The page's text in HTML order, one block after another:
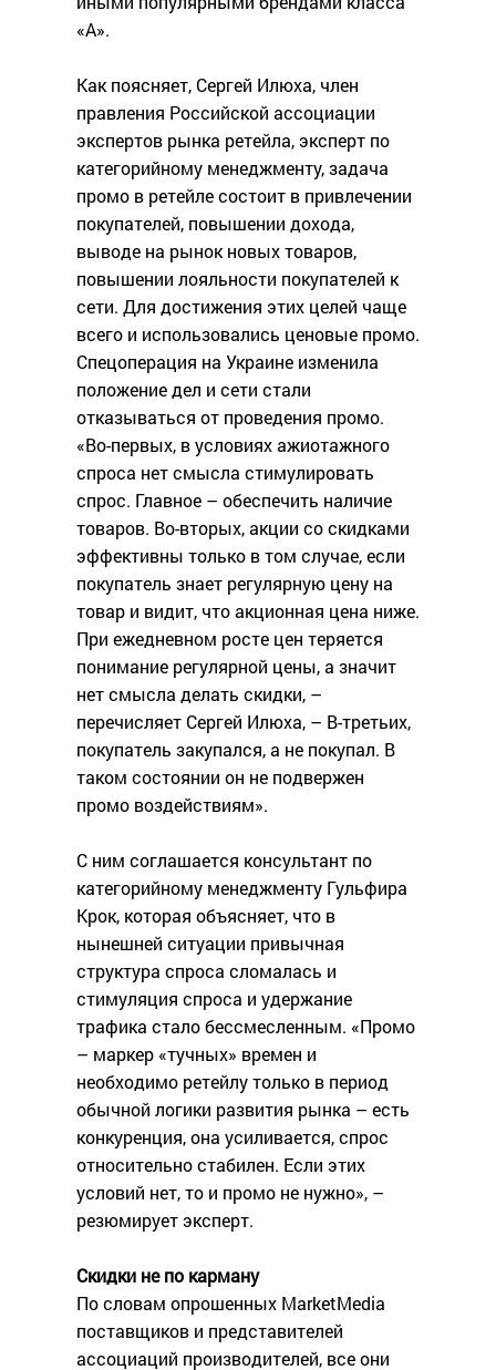
«А».
Как поясняет, Сергей Илюха, член
правления Российской ассоциации
экспертов рынка ретейла, эксперт по
категорийному менеджменту, задача
промо в ретейле состоит в привлечении
покупателей, повышении дохода,
выводе на рынок новых товаров,
повышении лояльности покупателей к
сети. Для достижения этих целей чаще
всего и использовались ценовые промо.
Спецоперация на Украине изменила
положение дел и сети стали
отказываться от проведения промо.
«Во-первых, в условиях ажиотажного
спроса нет смысла стимулировать
спрос. Главное – обеспечить наличие
товаров. Во-вторых, акции со скидками
эффективны только в том случае, если
покупатель знает регулярную цену на
товар и видит, что акционная цена ниже.
При ежедневном росте цен теряется
понимание регулярной цены, а значит
нет смысла делать скидки, –
перечисляет Сергей Илюха, – В-третьих,
покупатель закупался, а не покупал. В
таком состоянии он не подвержен
промо воздействиям».
С ним соглашается консультант по
категорийному менеджменту Гульфира
Крок, которая объясняет, что в
нынешней ситуации привычная
структура спроса сломалась и
стимуляция спроса и удержание
трафика стало бессмесленным. «Промо
– маркер «тучных» времен и
необходимо ретейлу только в период
обычной логики развития рынка – есть
конкуренция, она усиливается, спрос
относительно стабилен. Если этих
условий нет, то и промо не нужно», –
резюмирует эксперт.
Скидки не по карману
По словам опрошенных MarketMedia
поставщиков и представителей
ассоциаций производителей, все они